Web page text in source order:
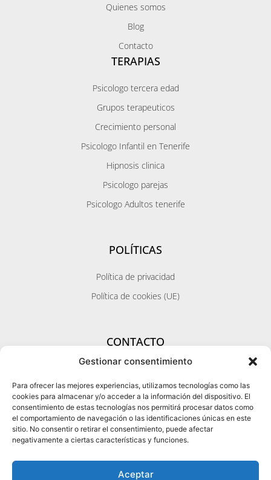
Gestionar consentimiento
Para ofrecer las mejores experiencias, utilizamos tecnologías como las
cookies para almacenar y/o acceder a la información del dispositivo. El
consentimiento de estas tecnologías nos permitirá procesar datos como
el comportamiento de navegación o las identificaciones únicas en este
sitio. No consentir o retirar el consentimiento, puede afectar
negativamente a ciertas características y funciones.
Aceptar
Quienes somos
Blog
Contacto
TERAPIAS
Psicologo tercera edad
Grupos terapeuticos
Crecimiento personal
Psicologo Infantil en Tenerife
Hipnosis clinica
Psicologo parejas
Psicologo Adultos tenerife
POLÍTICAS
Política de privacidad
Política de cookies (UE)
CONTACTO
Zona Santa Cruz / Metropolitana / Norte
38002 Santa Cruz de Tenerife
WhatsApp Citas
Zona sur
Centro Médico Ozonic Life
38678 Adeje